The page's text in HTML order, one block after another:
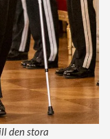
den stora